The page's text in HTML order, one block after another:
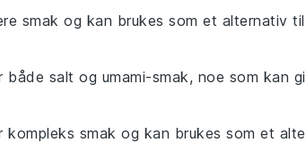
smak og kan brukes som et alternativ
både salt og umami-smak, noe som kan
kompleks smak og kan brukes som et